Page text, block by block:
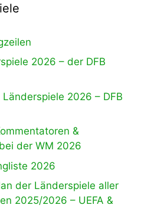
2026 – der DFB
2026 – DFB
&
der WM 2026
2026
der Länderspiele aller
2025/2026 – UEFA &